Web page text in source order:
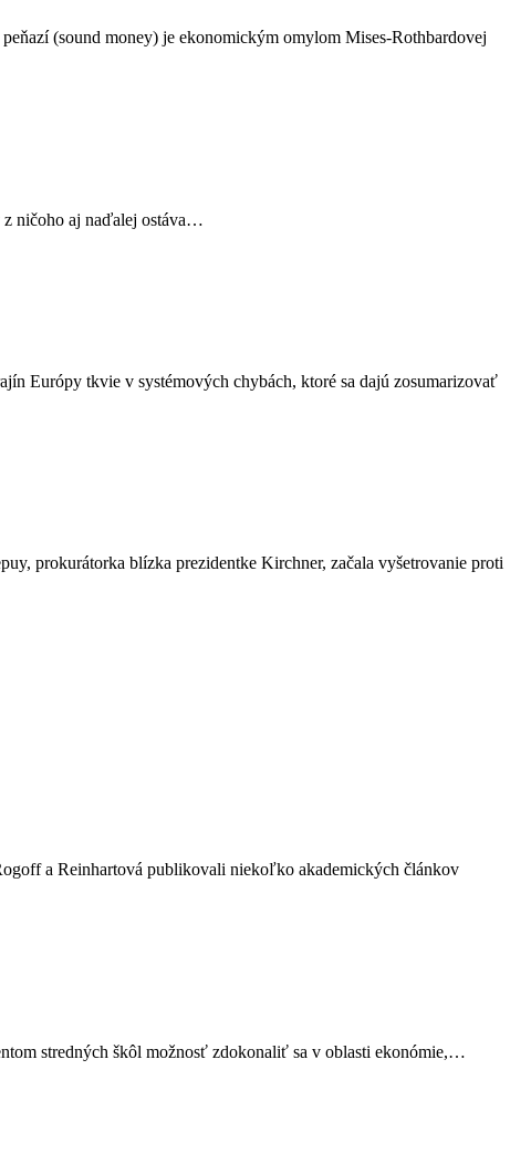
(sound money) je ekonomickým omylom Mises-Rothbardovej
z ničoho aj naďalej ostáva…
Európy tkvie v systémových chybách, ktoré sa dajú zosumarizovať
prokurátorka blízka prezidentke Kirchner, začala vyšetrovanie proti
a Reinhartová publikovali niekoľko akademických článkov
stredných škôl možnosť zdokonaliť sa v oblasti ekonómie,…